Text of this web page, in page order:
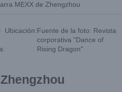
MEXX de Zhengzhou
Ubicación:Fuente de la foto: Revista
corporativa "Dance of
Rising Dragon"